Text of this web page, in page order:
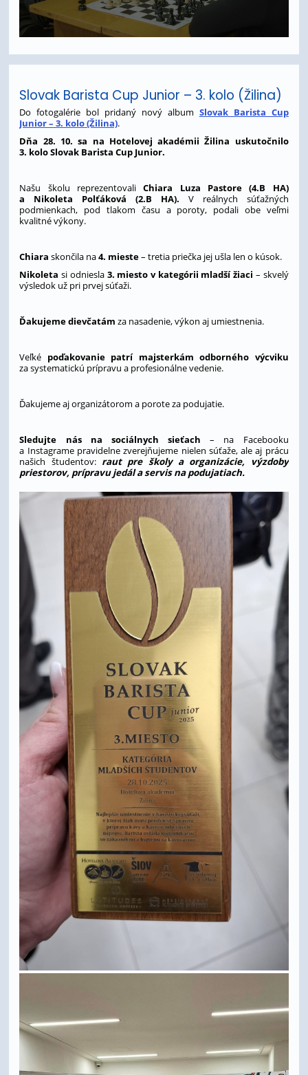
Slovak Barista Cup Junior – 3. kolo (Žilina)
Do fotogalérie bol pridaný nový album Slovak Barista Cup
Junior – 3. kolo (Žilina).
Dňa 28. 10. sa na Hotelovej akadémii Žilina uskutočnilo
3. kolo Slovak Barista Cup Junior.
Našu školu reprezentovaliChiara Luza Pastore (4.B HA)
a Nikoleta Polťáková (2.B HA). V reálnych súťažných
podmienkach, pod tlakom času a poroty, podali obe veľmi
kvalitné výkony.
Chiaraskončila na4. mieste– tretia priečka jej ušla len o kúsok.
Nikoleta si odniesla 3. miesto v kategórii mladší žiaci – skvelý
výsledok už pri prvej súťaži.
Ďakujeme dievčatám za nasadenie, výkon aj umiestnenia.
Veľké poďakovanie patrí majsterkám odborného výcviku
za systematickú prípravu a profesionálne vedenie.
Ďakujeme aj organizátorom a porote za podujatie.
Sledujte nás na sociálnych sieťach – na Facebooku
a Instagrame pravidelne zverejňujeme nielen súťaže, ale aj prácu
našich študentov: raut pre školy a organizácie, výzdoby
priestorov, prípravu jedál a servis na podujatiach.